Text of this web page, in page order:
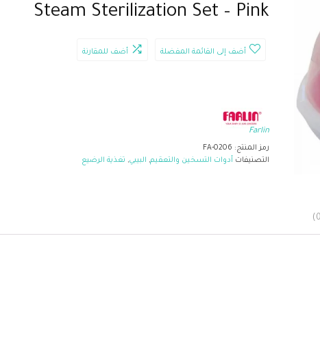
Steam Sterilization Set – Pink
أضف إلى القائمة المفضلة أضف للمقارنة
Farlin
رمز المنتج: FA-0206
التصنيفات أدوات التسخين والتعقيم, البيبي, تغذية الرضيع